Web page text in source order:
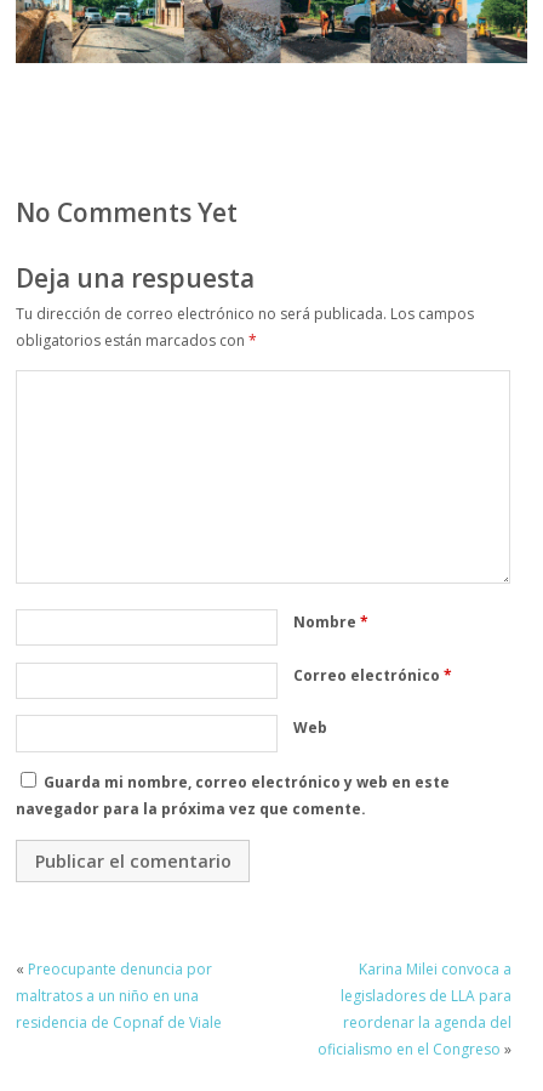
No Comments Yet
Deja una respuesta
Tu dirección de correo electrónico no será publicada. Los campos
obligatorios están marcados con*
Nombre*
Correo electrónico*
Web
Guarda mi nombre, correo electrónico y web en este
navegador para la próxima vez que comente.
« Preocupante denuncia por
maltratos a un niño en una
residencia de Copnaf de Viale
Karina Milei convoca a
legisladores de LLA para
reordenar la agenda del
oficialismo en el Congreso »